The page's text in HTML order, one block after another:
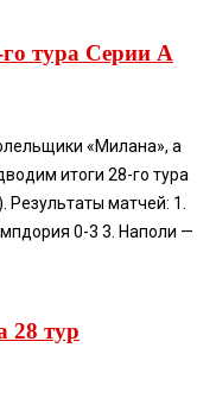
тура Серии А
«Милана», а
итоги 28-го тура
матчей: 1.
0-3 3. Наполи —
28 тур